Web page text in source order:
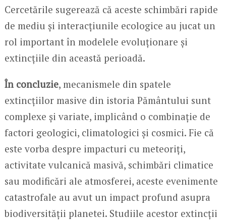
Cercetările sugerează că aceste schimbări rapide
de mediu și interacțiunile ecologice au jucat un
rol important în modelele evoluționare și
extincțiile din această perioadă.
În concluzie, mecanismele din spatele
extincțiilor masive din istoria Pământului sunt
complexe și variate, implicând o combinație de
factori geologici, climatologici și cosmici. Fie că
este vorba despre impacturi cu meteoriți,
activitate vulcanică masivă, schimbări climatice
sau modificări ale atmosferei, aceste evenimente
catastrofale au avut un impact profund asupra
biodiversității planetei. Studiile acestor extincții